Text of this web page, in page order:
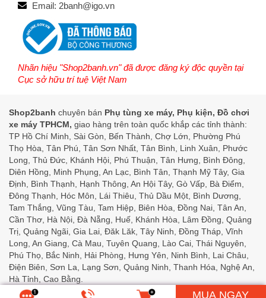
MUA NGAY
Email: 2banh@igo.vn
Nhãn hiệu "Shop2banh.vn" đã được đăng ký độc quyền tại
Cục sở hữu trí tuệ Việt Nam
Shop2banh chuyên bán Phụ tùng xe máy, Phụ kiện, Đồ chơi
xe máy TPHCM, giao hàng trên toàn quốc khắp các tỉnh thành:
TP Hồ Chí Minh, Sài Gòn, Bến Thành, Chợ Lớn, Phường Phú
Thọ Hòa, Tân Phú, Tân Sơn Nhất, Tân Bình, Linh Xuân, Phước
Long, Thủ Đức, Khánh Hội, Phú Thuận, Tân Hưng, Bình Đông,
Diên Hồng, Minh Phụng, An Lạc, Bình Tân, Thạnh Mỹ Tây, Gia
Định, Bình Thạnh, Hạnh Thông, An Hội Tây, Gò Vấp, Bà Điểm,
Đông Thạnh, Hóc Môn, Lái Thiêu, Thủ Dầu Một, Bình Dương,
Tam Thắng, Vũng Tàu, Tam Hiệp, Biên Hòa, Đồng Nai, Tân An,
Cần Thơ, Hà Nội, Đà Nẵng, Huế, Khánh Hòa, Lâm Đồng, Quảng
Trị, Quảng Ngãi, Gia Lai, Đăk Lăk, Tây Ninh, Đồng Tháp, Vĩnh
Long, An Giang, Cà Mau, Tuyên Quang, Lào Cai, Thái Nguyên,
Phú Thọ, Bắc Ninh, Hải Phòng, Hưng Yên, Ninh Bình, Lai Châu,
Điện Biên, Sơn La, Lạng Sơn, Quảng Ninh, Thanh Hóa, Nghệ An,
Hà Tỉnh, Cao Bằng.